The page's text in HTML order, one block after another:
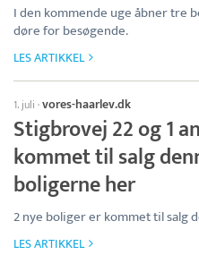
I den kommende uge åbner tre
døre for besøgende.
LES ARTIKKEL
1. juli ·vores-haarlev.dk
Stigbrovej 22 og 1
kommet til salg
boligerne her
2 nye boliger er kommet til salg
LES ARTIKKEL